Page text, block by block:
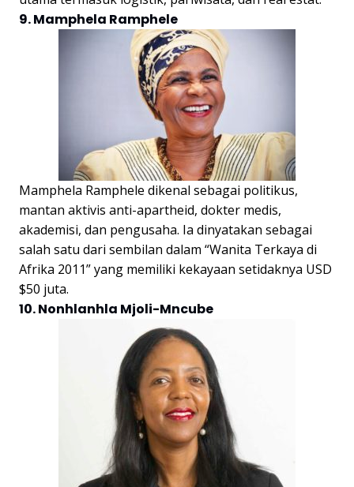
9. Mamphela Ramphele
Mamphela Ramphele dikenal sebagai politikus,
mantan aktivis anti-apartheid, dokter medis,
akademisi, dan pengusaha. Ia dinyatakan sebagai
salah satu dari sembilan dalam “Wanita Terkaya di
Afrika 2011” yang memiliki kekayaan setidaknya USD
$50 juta.
10. Nonhlanhla Mjoli-Mncube